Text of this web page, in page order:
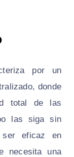
por un
donde
total de las
las siga sin
ser eficaz en
necesita una